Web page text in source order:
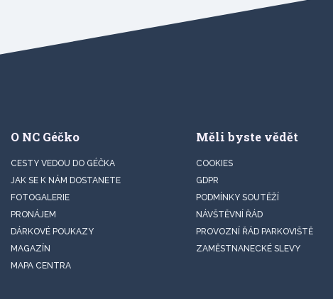
O NC Géčko
CESTY VEDOU DO GÉČKA
JAK SE K NÁM DOSTANETE
FOTOGALERIE
PRONÁJEM
DÁRKOVÉ POUKAZY
MAGAZÍN
MAPA CENTRA
Měli byste vědět
COOKIES
GDPR
PODMÍNKY SOUTĚŽÍ
NÁVŠTĚVNÍ ŘÁD
PROVOZNÍ ŘÁD PARKOVIŠTĚ
ZAMĚSTNANECKÉ SLEVY